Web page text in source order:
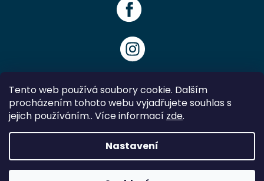
Tento web používá soubory cookie. Dalším
procházením tohoto webu vyjadřujete souhlas s
jejich používáním.. Více informací zde.
Nastavení
Vytvořil Shoptet